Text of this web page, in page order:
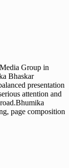
Group in
Bhaskar
presentation
attention and
page composition